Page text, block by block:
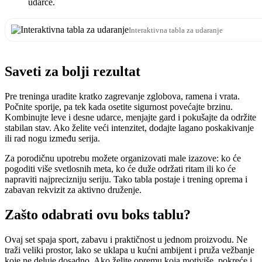
udarce.
Interaktivna tabla za udaranje
Saveti za bolji rezultat
Pre treninga uradite kratko zagrevanje zglobova, ramena i vrata.
Počnite sporije, pa tek kada osetite sigurnost povećajte brzinu.
Kombinujte leve i desne udarce, menjajte gard i pokušajte da održite
stabilan stav. Ako želite veći intenzitet, dodajte lagano poskakivanje
ili rad nogu između serija.
Za porodičnu upotrebu možete organizovati male izazove: ko će
pogoditi više svetlosnih meta, ko će duže održati ritam ili ko će
napraviti najprecizniju seriju. Tako tabla postaje i trening oprema i
zabavan rekvizit za aktivno druženje.
Zašto odabrati ovu boks tablu?
Ovaj set spaja sport, zabavu i praktičnost u jednom proizvodu. Ne
traži veliki prostor, lako se uklapa u kućni ambijent i pruža vežbanje